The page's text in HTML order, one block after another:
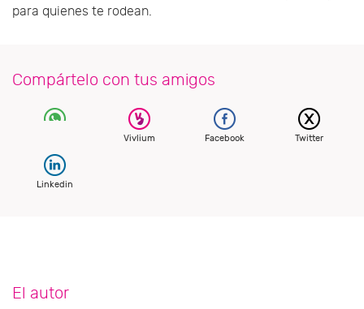
para quienes te rodean.
Compártelo con tus amigos
Vivlium Facebook Twitter
Linkedin
El autor